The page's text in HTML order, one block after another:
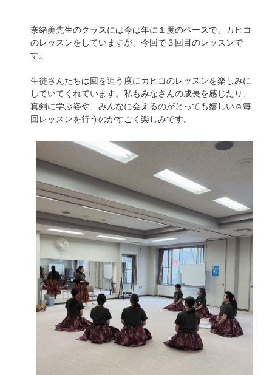
奈緒美先生のクラスには今は年に１度のペースで、カヒコ
のレッスンをしていますが、今回で３回目のレッスンで
す。
生徒さんたちは回を追う度にカヒコのレッスンを楽しみに
していてくれています。私もみなさんの成長を感じたり、
真剣に学ぶ姿や、みんなに会えるのがとっても嬉しい☺️毎
回レッスンを行うのがすごく楽しみです。